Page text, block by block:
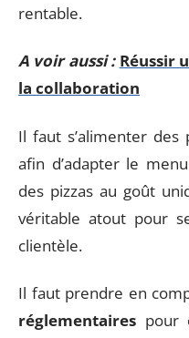
rentable.
A voir aussi : Réussir
la collaboration
Il faut s’alimenter des
afin d’adapter le
des pizzas au goût
véritable atout pour
clientèle.
Il faut prendre en
réglementaires pour